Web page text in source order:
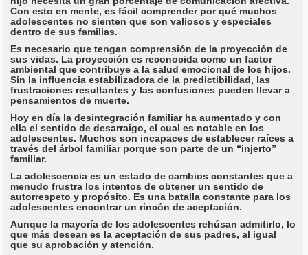
Con esto en mente, es fácil comprender por qué muchos
adolescentes no sienten que son valiosos y especiales
dentro de sus familias.
Es necesario que tengan comprensión de la proyección de
sus vidas. La proyección es reconocida como un factor
ambiental que contribuye a la salud emocional de los hijos.
Sin la influencia estabilizadora de la predictibilidad, las
frustraciones resultantes y las confusiones pueden llevar a
pensamientos de muerte.
Hoy en día la desintegración familiar ha aumentado y con
ella el sentido de desarraigo, el cual es notable en los
adolescentes. Muchos son incapaces de establecer raíces a
través del árbol familiar porque son parte de un “injerto”
familiar.
La adolescencia es un estado de cambios constantes que a
menudo frustra los intentos de obtener un sentido de
autorrespeto y propósito. Es una batalla constante para los
adolescentes encontrar un rincón de aceptación.
Aunque la mayoría de los adolescentes rehúsan admitirlo, lo
que más desean es la aceptación de sus padres, al igual
que su aprobación y atención.